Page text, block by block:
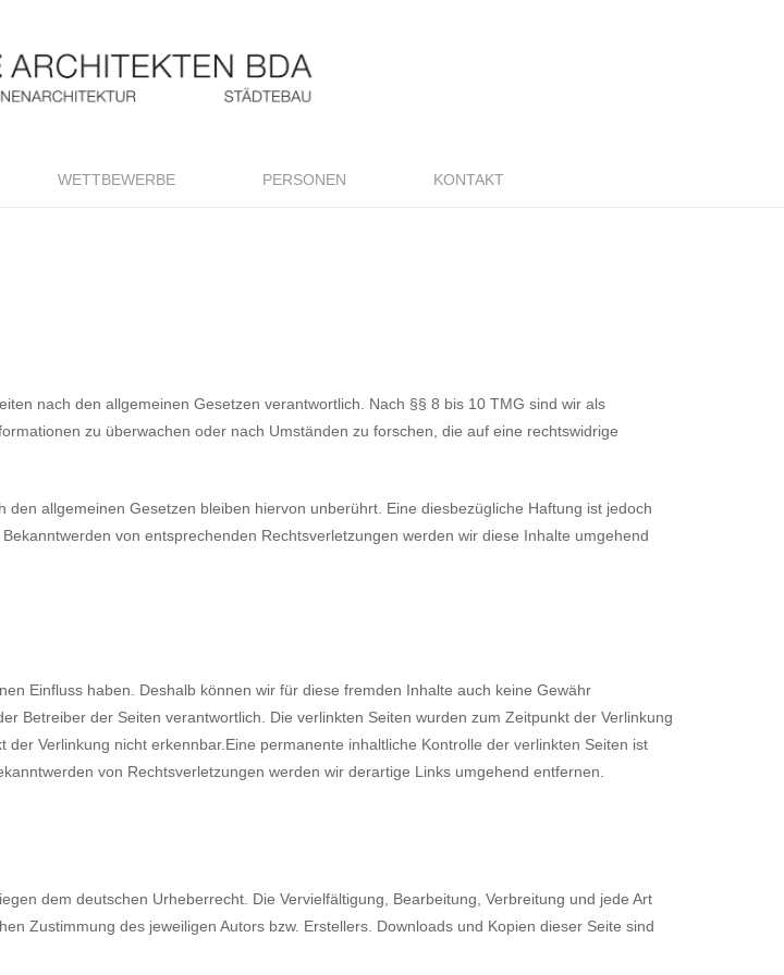
WETTBEWERBE PERSONEN KONTAKT
nach den allgemeinen Gesetzen verantwortlich. Nach §§ 8 bis 10 TMG sind wir als
zu überwachen oder nach Umständen zu forschen, die auf eine rechtswidrige
allgemeinen Gesetzen bleiben hiervon unberührt. Eine diesbezügliche Haftung ist jedoch
von entsprechenden Rechtsverletzungen werden wir diese Inhalte umgehend
Einfluss haben. Deshalb können wir für diese fremden Inhalte auch keine Gewähr
Betreiber der Seiten verantwortlich. Die verlinkten Seiten wurden zum Zeitpunkt der Verlinkung
Verlinkung nicht erkennbar.Eine permanente inhaltliche Kontrolle der verlinkten Seiten ist
von Rechtsverletzungen werden wir derartige Links umgehend entfernen.
dem deutschen Urheberrecht. Die Vervielfältigung, Bearbeitung, Verbreitung und jede Art
Zustimmung des jeweiligen Autors bzw. Erstellers. Downloads und Kopien dieser Seite sind